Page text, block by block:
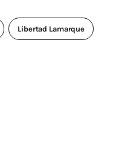
Libertad Lamarque